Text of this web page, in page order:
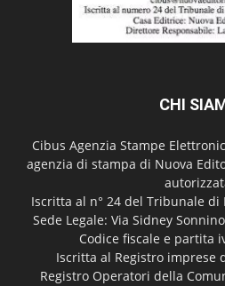
CHI
Cibus Agenzia Stampe
agenzia di stampa di Nuova
Iscritta al n° 24 del Tribunale di
Sede Legale: Via Sidney
Codice fiscale e partita
Iscritta al Registro imprese
Registro Operatori della